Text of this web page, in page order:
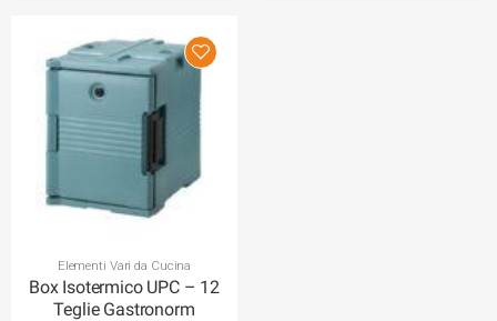
Elementi Vari da Cucina
Box Isotermico UPC – 12
Teglie Gastronorm